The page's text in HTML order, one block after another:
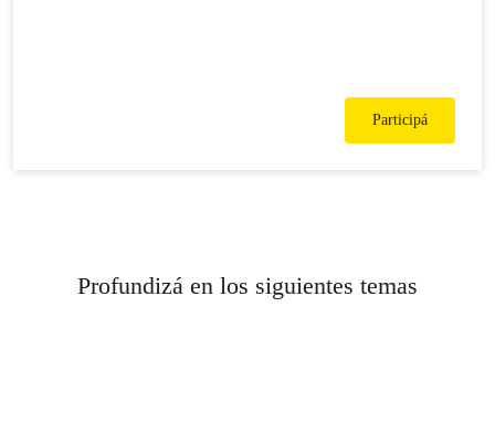
Participá
Profundizá en los siguientes temas